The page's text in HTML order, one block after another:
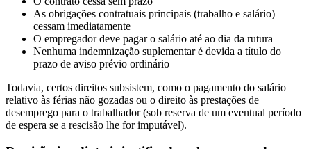
As obrigações contratuais principais (trabalho e salário)
cessam imediatamente
O empregador deve pagar o salário até ao dia da rutura
Nenhuma indemnização suplementar é devida a título do
prazo de aviso prévio ordinário
Todavia, certos direitos subsistem, como o pagamento do salário
relativo às férias não gozadas ou o direito às prestações de
desemprego para o trabalhador (sob reserva de um eventual período
de espera se a rescisão lhe for imputável).